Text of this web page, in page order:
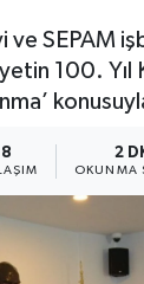
ve SEPAM
100. Yıl
8 2
OKUNMA
ve Fikstür